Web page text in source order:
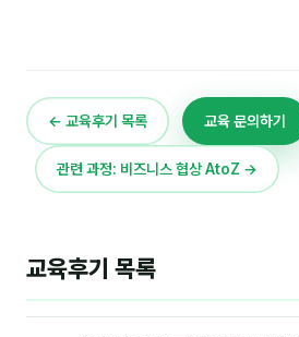
임아라
전승빈
← 교육후기 목록 교육 문의하기
관련 과정: 비즈니스 협상 AtoZ →
교육후기 목록